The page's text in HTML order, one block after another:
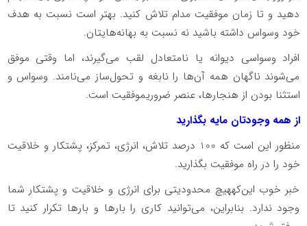
دهید و تا زمان موفقیت مدام تلاش کنید. بهتر است نسبت به هدف
خود وسواس داشته باشید نه نسبت به بهانه‌هایتان.
افراد وسواسی دیوانه یا نامتعادل لقب می‌گیرند، اما وقتی موفق
می‌شوند ناگهان همه آن‌ها را نابغه و تحول‌ساز می‌نامند. وسواس و
استثنا بودن از هنجارها، عنصر ضروریموفقیت است.
از همه وجودتان مایه بگذارید
منظور این است که 100 درصد تلاش، انرژی، تمرکز، پشتکار و خلاقیت
خود را در راه موفقیت بگذارید.
خبر خوب این‌کههیچ محدودیتی برای انرژی و خلاقیت و پشتکار شما
وجود ندارد. بنابراین، می‌توانید کاری را بارها و بارها تکرار کنید تا